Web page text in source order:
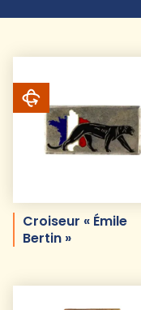
Croiseur « Émile
Bertin »